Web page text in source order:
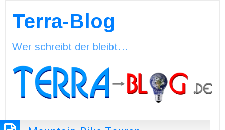
Terra-Blog
Wer schreibt der bleibt…